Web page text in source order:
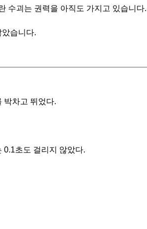
수괴는 권력을 아직도 가지고 있습니다.
습니다.
박차고 뛰었다.
0.1초도 걸리지 않았다.